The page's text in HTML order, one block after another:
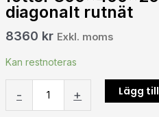
diagonalt rutnät
8360 kr Exkl. moms
Kan restnoteras
-
mm
diagonalt
rutnät
+ Lägg